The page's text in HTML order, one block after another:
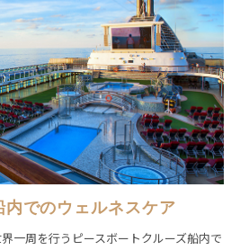
でのウェルネスケア
一周を行うピースボートクルーズ船内で